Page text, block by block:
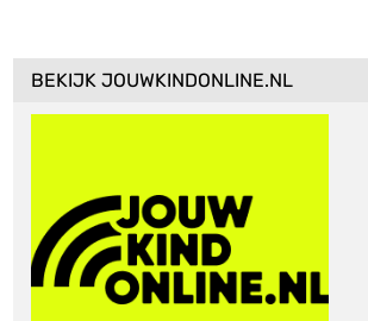
BEKIJK JOUWKINDONLINE.NL